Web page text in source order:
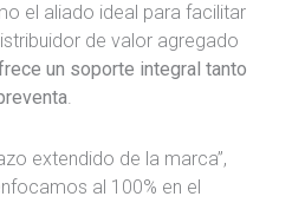
el aliado ideal para facilitar
de valor agregado
un soporte integral tanto
.
extendido de la marca”,
al 100% en el